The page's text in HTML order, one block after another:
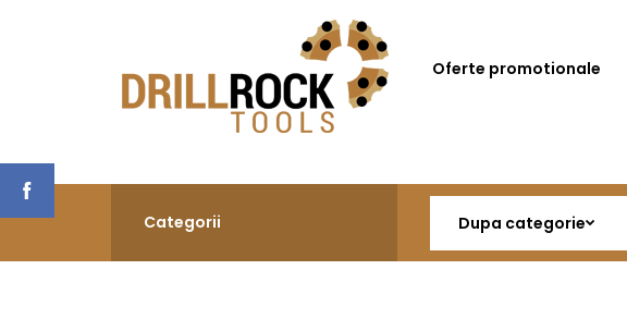
Oferte promotionale
Categorii